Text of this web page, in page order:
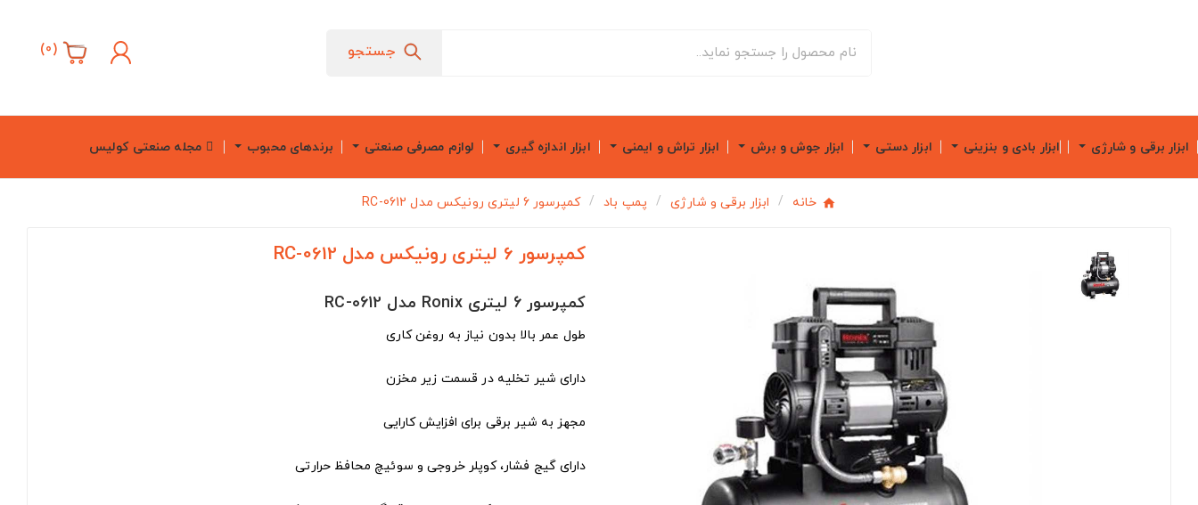
جستجو (
0
)
ابزار برقی و شارژی ابزار بادی و بنزینی ابزار دستی ابزار جوش و برش ابزار تراش و ایمنی ابزار اندازه گیری لوازم مصرفی صنعتی برندهای محبوب مجله صنعتی کولیس
خانه ابزار برقی و شارژی پمپ باد کمپرسور 6 لیتری رونیکس مدل RC-0612
کمپرسور 6 لیتری رونیکس مدل RC-0612
کمپرسور 6 لیتری Ronix مدل RC-0612
طول عمر بالا بدون نیاز به روغن کاری
دارای شیر تخلیه در قسمت زیر مخزن
مجهز به شیر برقی برای افزایش کارایی
دارای گیج فشار، کوپلر خروجی و سوئیچ محافظ حرارتی